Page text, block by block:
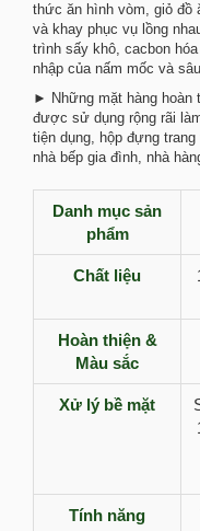
thức ăn hình vòm, giỏ đồ
và khay phục vụ lồng
trình sấy khô, cacbon
nhập của nấm mốc và
► Những mặt hàng hoàn
được sử dụng rộng rãi
tiện dụng, hộp đựng
nhà bếp gia đình, nhà
Danh mục sản
phẩm
Chất liệu
Hoàn thiện &
Màu sắc
Xử lý bề mặt
Tính năng